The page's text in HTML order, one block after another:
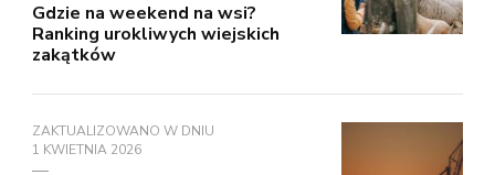
Gdzie na weekend na wsi?
Ranking urokliwych wiejskich
zakątków
ZAKTUALIZOWANO W DNIU
1 KWIETNIA 2026